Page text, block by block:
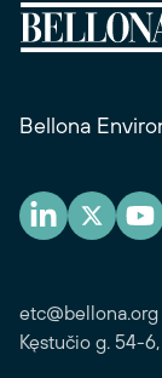
Bellona
etc@bellona.org
Kęstučio g. 54-